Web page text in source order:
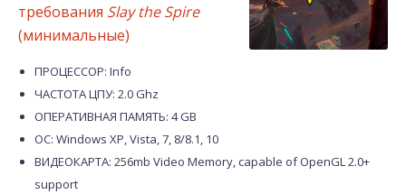
требования Slay the Spire
(минимальные)
ПРОЦЕССОР: Info
ЧАСТОТА ЦПУ: 2.0 Ghz
ОПЕРАТИВНАЯ ПАМЯТЬ: 4 GB
ОС: Windows XP, Vista, 7, 8/8.1, 10
ВИДЕОКАРТА: 256mb Video Memory, capable of OpenGL 2.0+
support